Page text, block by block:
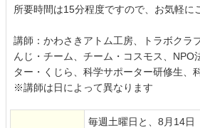
所要時間は15分程度ですので、お気軽に
講師：かわさきアトム工房、トラボクラ
んじ・チーム、チーム・コスモス、NPO
ター・くじら、科学サポーター研修生、
※講師は日によって異なります
毎週土曜日と、8月14日